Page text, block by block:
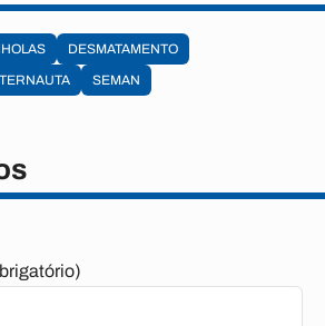
DESMATAMENTO
SEMAN